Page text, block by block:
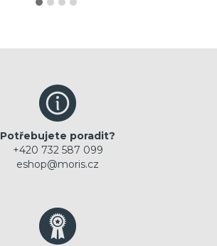
Potřebujete poradit?
+420 732 587 099
eshop@moris.cz